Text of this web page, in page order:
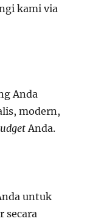
kami via
Anda
modern,
Anda.
untuk
secara